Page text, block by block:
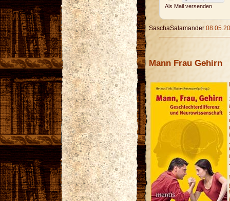
Als Mail versenden
SaschaSalamander
Mann Frau Gehirn